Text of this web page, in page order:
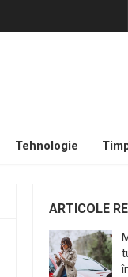
Tehnologie
ARTICOLE